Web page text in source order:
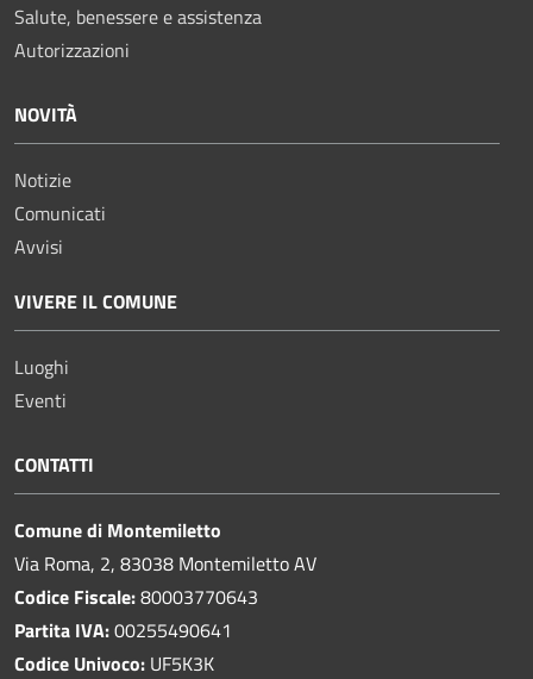
Salute, benessere e assistenza
Autorizzazioni
NOVITÀ
Notizie
Comunicati
Avvisi
VIVERE IL COMUNE
Luoghi
Eventi
CONTATTI
Comune di Montemiletto
Via Roma, 2, 83038 Montemiletto AV
Codice Fiscale:80003770643
Partita IVA:00255490641
Codice Univoco: UF5K3K